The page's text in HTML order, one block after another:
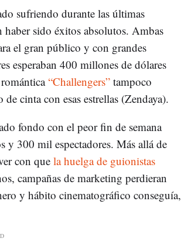
sufriendo durante las últimas
sido éxitos absolutos. Ambas
el gran público y con grandes
esperaban 400 millones de dólares
“Challengers”tampoco
cinta con esas estrellas (Zendaya).
fondo con el peor fin de semana
300 mil espectadores. Más allá de
con quela huelga de guionistas
campañas de marketing perdieran
y hábito cinematográfico conseguía,